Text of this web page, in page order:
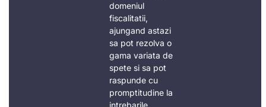
domeniul
fiscalitatii,
ajungand astazi
sa pot rezolva o
gama variata de
spete si sa pot
raspunde cu
promptitudine la